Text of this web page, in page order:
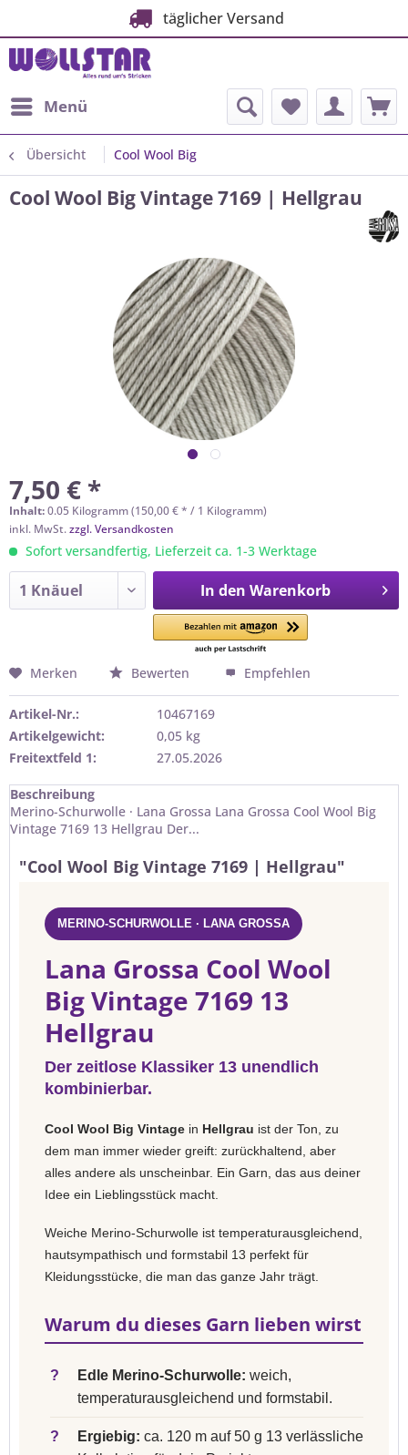
täglicher Versand
Menü
Übersicht Cool Wool Big
Cool Wool Big Vintage 7169 | Hellgrau
7,50 € *
Inhalt:0.05 Kilogramm (150,00 € * / 1 Kilogramm)
inkl. MwSt.zzgl. Versandkosten
Sofort versandfertig, Lieferzeit ca. 1-3 Werktage
In den Warenkorb
Merken Bewerten Empfehlen
Artikel-Nr.:
10467169
Artikelgewicht:
0,05 kg
Freitextfeld 1:
27.05.2026
Beschreibung
Merino-Schurwolle · Lana Grossa Lana Grossa Cool Wool Big
Vintage 7169 13 Hellgrau Der...
"Cool Wool Big Vintage 7169 | Hellgrau"
MERINO-SCHURWOLLE · LANA GROSSA
Lana Grossa Cool Wool
Big Vintage 7169 13
Hellgrau
Der zeitlose Klassiker 13 unendlich
kombinierbar.
Cool Wool Big Vintage in Hellgrau ist der Ton, zu
dem man immer wieder greift: zurückhaltend, aber
alles andere als unscheinbar. Ein Garn, das aus deiner
Idee ein Lieblingsstück macht.
Weiche Merino-Schurwolle ist temperaturausgleichend,
hautsympathisch und formstabil 13 perfekt für
Kleidungsstücke, die man das ganze Jahr trägt.
Warum du dieses Garn lieben wirst
? Edle Merino-Schurwolle: weich,
temperaturausgleichend und formstabil.
? Ergiebig: ca. 120 m auf 50 g 13 verlässliche